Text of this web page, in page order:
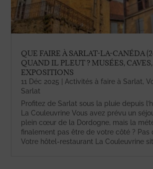
QUE FAIRE À SARLAT-LA-CANÉDA
QUAND IL PLEUT ? MUSÉES,
EXPOSITIONS
11 Déc 2025 |Activités à faire à Sarlat,
Sarlat
Profitez de Sarlat sous la pluie depuis
La Couleuvrine Vous avez prévu un
plein cœur de la Dordogne, mais la
finalement pas être de votre côté ? Pas
Votre hôtel-restaurant La Couleuvrine